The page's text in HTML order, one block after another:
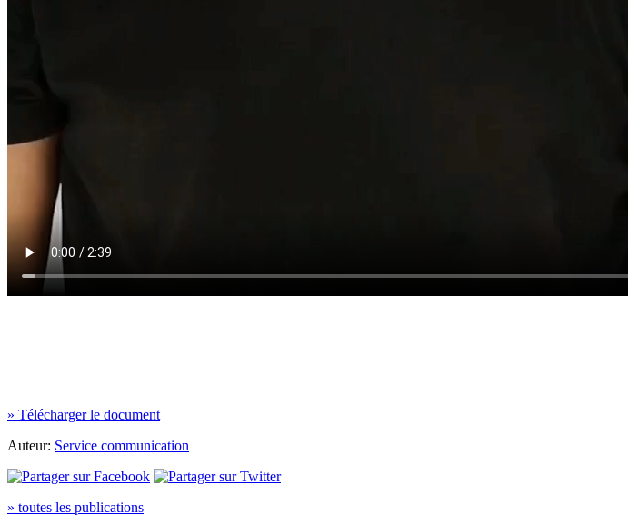
» Télécharger le document
Auteur: Service communication
» toutes les publications